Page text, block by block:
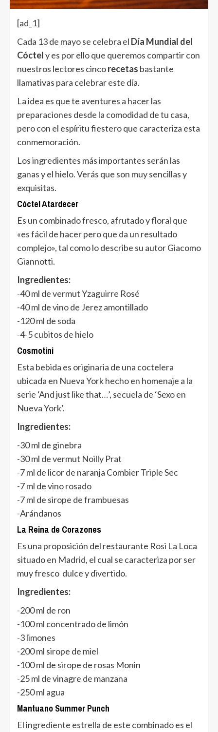
[ad_1]
Cada 13 de mayo se celebra el Día Mundial del
Cóctely es por ello que queremos compartir con
nuestros lectores cincorecetas bastante
llamativas para celebrar este día.
La idea es que te aventures a hacer las
preparaciones desde la comodidad de tu casa,
pero con el espíritu fiestero que caracteriza esta
conmemoración.
Los ingredientes más importantes serán las
ganas y el hielo. Verás que son muy sencillas y
exquisitas.
Cóctel Atardecer
Es un combinado fresco, afrutado y floral que
«es fácil de hacer pero que da un resultado
complejo», tal como lo describe su autor Giacomo
Giannotti.
Ingredientes:
-40 ml de vermut Yzaguirre Rosé
-40 ml de vino de Jerez amontillado
-120 ml de soda
-4-5 cubitos de hielo
Cosmotini
Esta bebida es originaria de una coctelera
ubicada en Nueva York hecho en homenaje a la
serie ‘And just like that…’, secuela de ‘Sexo en
Nueva York’.
Ingredientes:
-30 ml de ginebra
-30 ml de vermut Noilly Prat
-7 ml de licor de naranja Combier Triple Sec
-7 ml de vino rosado
-7 ml de sirope de frambuesas
-Arándanos
La Reina de Corazones
Es una proposición del restaurante Rosi La Loca
situado en Madrid, el cual se caracteriza por ser
muy fresco dulce y divertido.
Ingredientes:
-200 ml de ron
-100 ml concentrado de limón
-3 limones
-200 ml sirope de miel
-100 ml de sirope de rosas Monin
-25 ml de vinagre de manzana
-250 ml agua
Mantuano Summer Punch
El ingrediente estrella de este combinado es el